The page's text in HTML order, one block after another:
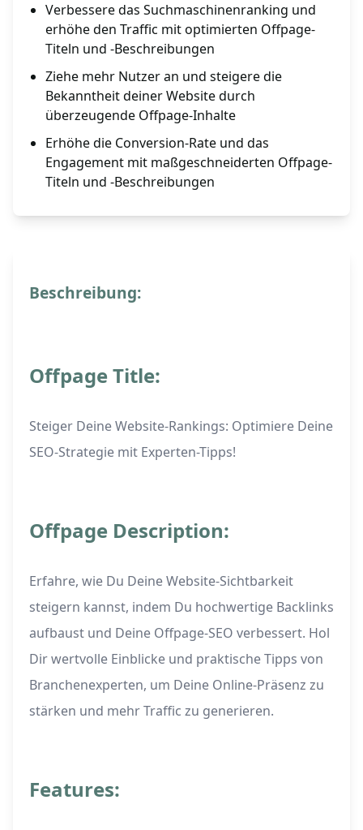
Verbessere das Suchmaschinenranking und
erhöhe den Traffic mit optimierten Offpage-
Titeln und -Beschreibungen
Ziehe mehr Nutzer an und steigere die
Bekanntheit deiner Website durch
überzeugende Offpage-Inhalte
Erhöhe die Conversion-Rate und das
Engagement mit maßgeschneiderten Offpage-
Titeln und -Beschreibungen
Beschreibung:
Offpage Title:
Steiger Deine Website-Rankings: Optimiere Deine
SEO-Strategie mit Experten-Tipps!
Offpage Description:
Erfahre, wie Du Deine Website-Sichtbarkeit
steigern kannst, indem Du hochwertige Backlinks
aufbaust und Deine Offpage-SEO verbessert. Hol
Dir wertvolle Einblicke und praktische Tipps von
Branchenexperten, um Deine Online-Präsenz zu
stärken und mehr Traffic zu generieren.
Features: